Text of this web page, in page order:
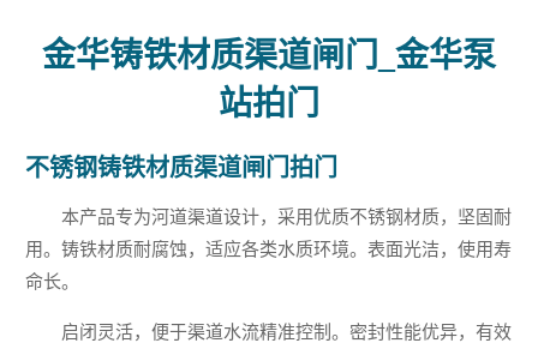
金华铸铁材质渠道闸门_金华泵
站拍门
不锈钢铸铁材质渠道闸门拍门
本产品专为河道渠道设计，采用优质不锈钢材质，坚固耐
用。铸铁材质耐腐蚀，适应各类水质环境。表面光洁，使用寿
命长。
启闭灵活，便于渠道水流精准控制。密封性能优异，有效